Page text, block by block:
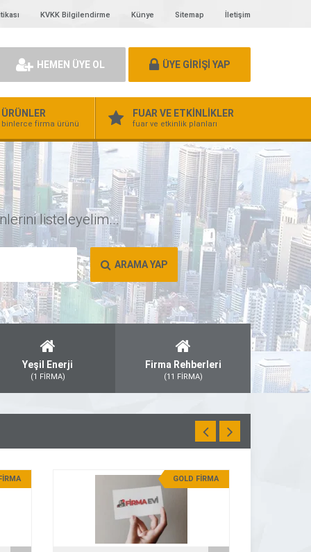
KVKK Bilgilendirme Künye Sitemap İletişim
HEMEN ÜYE OL ÜYE GİRİŞİ YAP
ÜRÜNLER
binlerce firma ürünü
FUAR VE ETKİNLİKLER
fuar ve etkinlik planları
listeleyelim...
ARAMA YAP
Yeşil Enerji
(1 FİRMA)
Firma Rehberleri
(11 FİRMA)
GOLD FİRMA